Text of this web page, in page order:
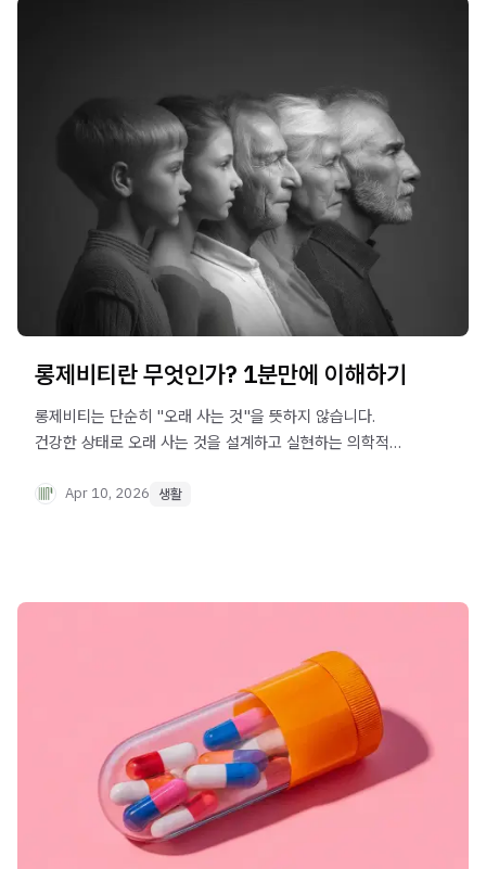
롱제비티란 무엇인가? 1분만에 이해하기
롱제비티는 단순히 "오래 사는 것"을 뜻하지 않습니다.
건강한 상태로 오래 사는 것을 설계하고 실현하는 의학적
살아도 건강하지 못한 걸까요? 그 답은 우리 몸이 늙어가는
Apr 10, 2026 생활